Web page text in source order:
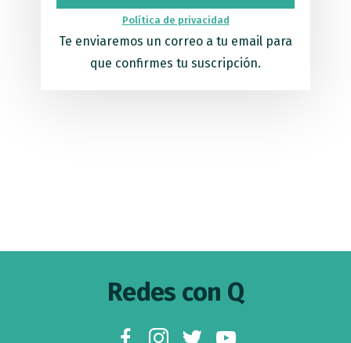
Política de privacidad
Te enviaremos un correo a tu email para
que confirmes tu suscripción.
Redes con Q
facebookinstagramtwitteryoutube